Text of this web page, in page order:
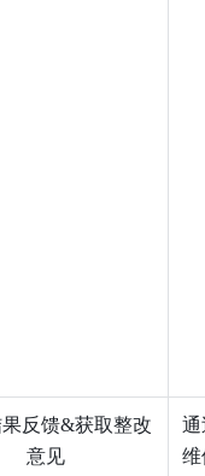
反馈&获取整改
意见
通
维